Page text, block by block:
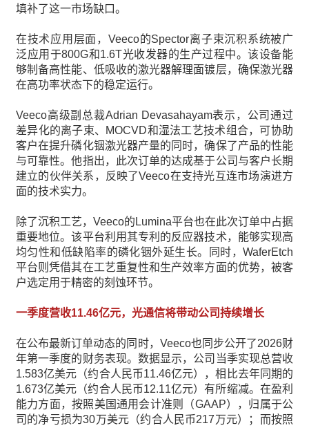
填补了这一市场缺口。
在技术应用层面，Veeco的Spector离子束沉积系统被广
泛应用于800G和1.6T光收发器的生产过程中。该设备能
够制备高性能、低吸收的激光器解理面镀层，确保激光器
在高功率状态下的稳定运行。
Veeco高级副总裁Adrian Devasahayam表示，公司通过
差异化的离子束、MOCVD和湿法工艺技术组合，可协助
客户在提升磷化铟激光器产量的同时，确保了产品的性能
与可靠性。他指出，此次订单的达成基于公司与客户长期
建立的伙伴关系，反映了Veeco在支持光互连市场演进方
面的技术实力。
除了沉积工艺，Veeco的Lumina平台也在此次订单中占据
重要地位。该平台利用其专利的反应器技术，能够实现高
均匀性和低缺陷率的磷化铟外延生长。同时，WaferEtch
平台则凭借其在工艺重复性和生产效率方面的优势，被客
户选定用于精密的刻蚀环节。
一季度营收11.46亿元，光通信将带动公司持续增长
在公布最新订单动态的同时，Veeco也同步公开了2026财
年第一季度的财务表现。数据显示，公司当季实现总营收
1.583亿美元（约合人民币11.46亿元），相比去年同期的
1.673亿美元（约合人民币12.11亿元）有所缩减。在盈利
能力方面，按照美国通用会计准则（GAAP），归属于公
司的净亏损为30万美元（约合人民币217万元）；而按照